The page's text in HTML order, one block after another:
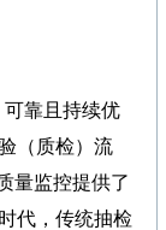
可靠且持续优
（质检）流
量监控提供了
代，传统抽检